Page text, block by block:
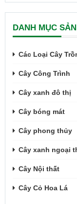
DANH MỤC
Các Loại Cây
Cây Công Trình
Cây xanh đô thị
Cây bóng mát
Cây phong thủy
Cây xanh ngoại
Cây Nội thất
Cây Cỏ Hoa Lá